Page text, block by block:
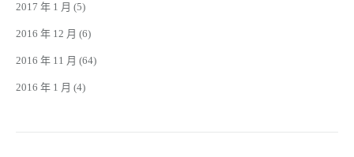
2017 年 1 月 (5)
2016 年 12 月 (6)
2016 年 11 月 (64)
2016 年 1 月 (4)